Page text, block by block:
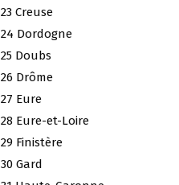
23 Creuse
24 Dordogne
25 Doubs
26 Drôme
27 Eure
28 Eure-et-Loire
29 Finistère
30 Gard